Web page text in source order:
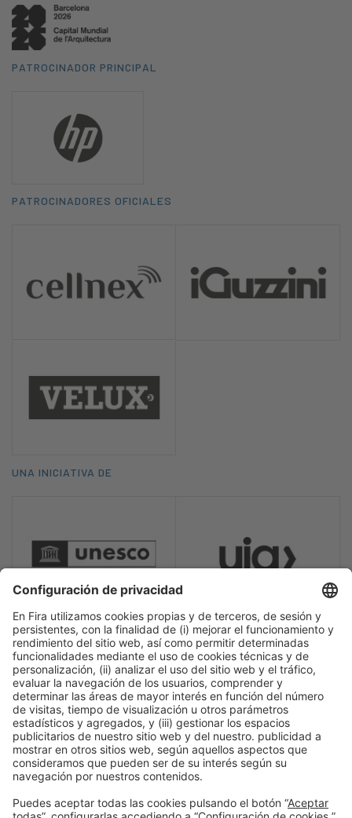
PATROCINADOR PRINCIPAL
PATROCINADORES OFICIALES
UNA INICIATIVA DE
CON LA COLABORACIÓN DE